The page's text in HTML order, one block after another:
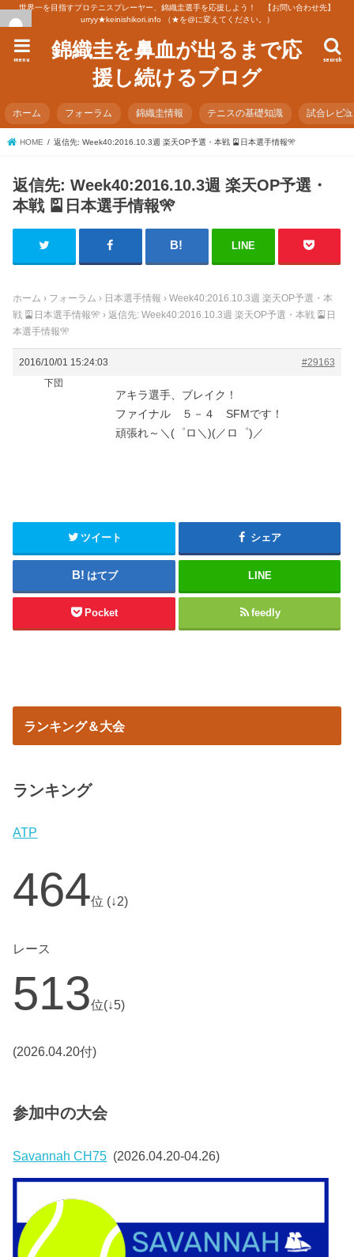
世界一を目指すプロテニスプレーヤー、錦織圭選手を応援しよう！ 【お問い合わせ先】
urryy★keinishikori.info （★を@に変えてください。）
錦織圭を鼻血が出るまで応
援し続けるブログ
search
menu
ホーム フォーラム 錦織圭情報 テニスの基礎知識 試合レビ
HOME 返信先: Week40:2016.10.3週 楽天OP予選・本戦 🎴日本選手情報🎌
返信先: Week40:2016.10.3週 楽天OP予選・
本戦 🎴日本選手情報🎌
LINE
ホーム › フォーラム › 日本選手情報 › Week40:2016.10.3週 楽天OP予選・本
戦 🎴日本選手情報🎌 › 返信先: Week40:2016.10.3週 楽天OP予選・本戦 🎴日
本選手情報🎌
2016/10/01 15:24:03
#29163
下団
アキラ選手、ブレイク！
ファイナル ５－４ SFMです！
頑張れ～＼(゜ロ＼)(／ロ゜)／
ツイート シェア
はてブ LINE
Pocket feedly
ランキング＆大会
ランキング
ATP
464位 (↓2)
レース
513位(↓5)
(2026.04.20付)
参加中の大会
Savannah CH75 (2026.04.20-04.26)